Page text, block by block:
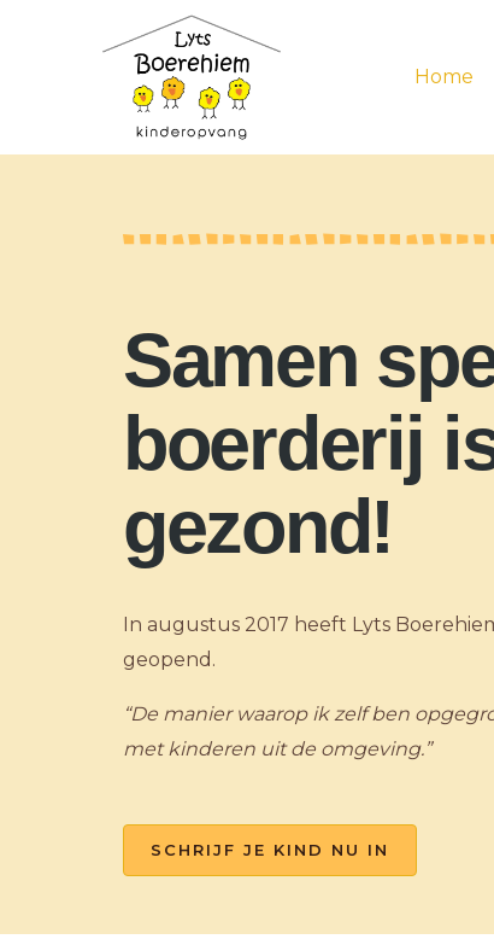
Home
Samen
boerderij
gezond!
In augustus 2017 heeft Lyts
geopend.
“De manier waarop ik zelf ben
met kinderen uit de omgeving.”
SCHRIJF JE KIND NU IN